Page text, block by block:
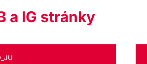
a IG stránky